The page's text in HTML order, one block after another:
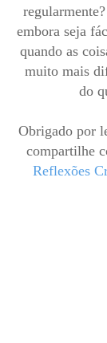
embora seja
quando as
muito mais
do
Obrigado por
compartilhe
Reflexões